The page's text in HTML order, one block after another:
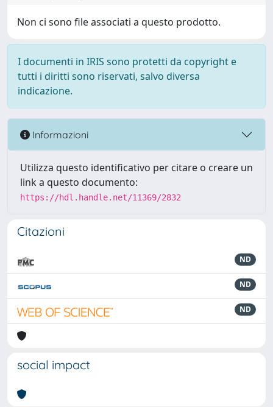
Non ci sono file associati a questo prodotto.
I documenti in IRIS sono protetti da copyright e
tutti i diritti sono riservati, salvo diversa
indicazione.
Informazioni
Utilizza questo identificativo per citare o creare un
link a questo documento:
https://hdl.handle.net/11369/2832
Citazioni
ND
ND
ND
social impact